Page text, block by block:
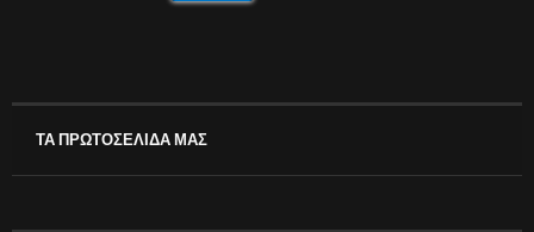
ΤΑ ΠΡΩΤΟΣΕΛΙΔΑ ΜΑΣ